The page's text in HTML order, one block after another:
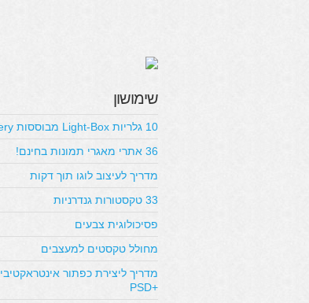
שימושון
10 גלריות Light-Box מבוססות Jquery
36 אתרי מאגרי תמונות בחינם!
מדריך לעיצוב לוגו תוך דקות
33 טקסטורות גנדרניות
פסיכולוגית צבעים
מחולל טקסטים למעצבים
מדריך ליצירת כפתור אינטראקטיבי
+PSD